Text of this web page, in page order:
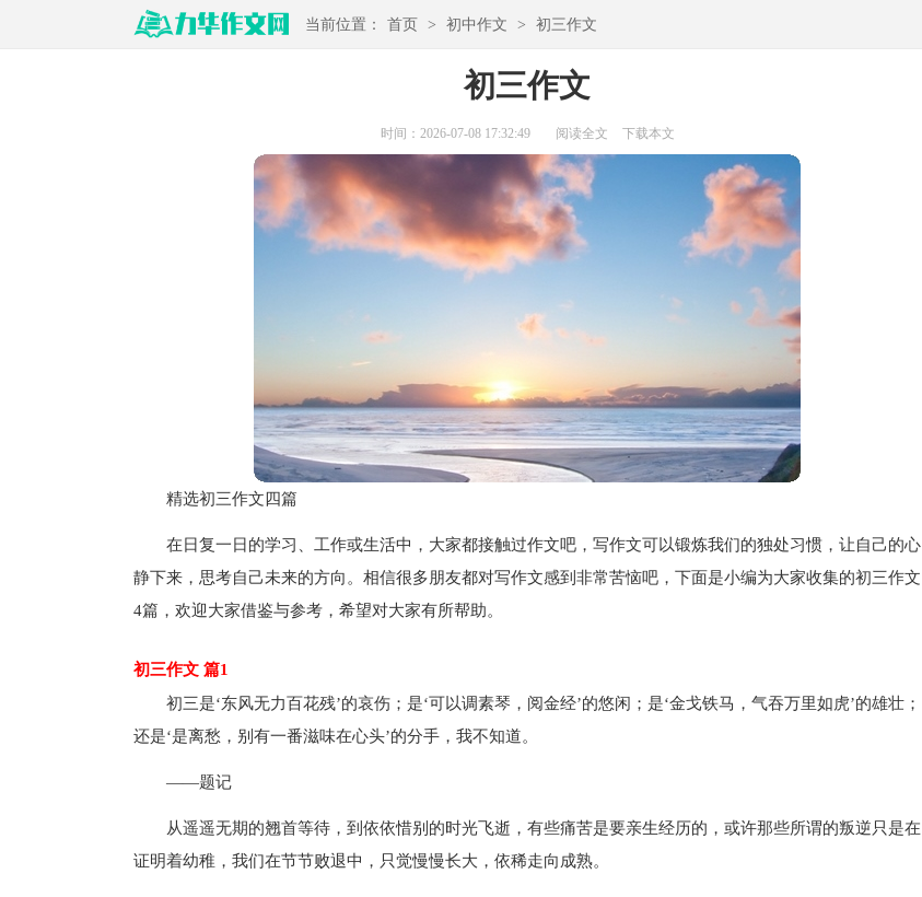
当前位置： 首页 > 初中作文 > 初三作文
初三作文
时间：2026-07-08 17:32:49 阅读全文 下载本文
精选初三作文四篇
在日复一日的学习、工作或生活中，大家都接触过作文吧，写作文可以锻炼我们的独处习惯，让自己的心
静下来，思考自己未来的方向。相信很多朋友都对写作文感到非常苦恼吧，下面是小编为大家收集的初三作文
4篇，欢迎大家借鉴与参考，希望对大家有所帮助。
初三作文 篇1
初三是‘东风无力百花残’的哀伤；是‘可以调素琴，阅金经’的悠闲；是‘金戈铁马，气吞万里如虎’的雄壮；
还是‘是离愁，别有一番滋味在心头’的分手，我不知道。
——题记
从遥遥无期的翘首等待，到依依惜别的时光飞逝，有些痛苦是要亲生经历的，或许那些所谓的叛逆只是在
证明着幼稚，我们在节节败退中，只觉慢慢长大，依稀走向成熟。